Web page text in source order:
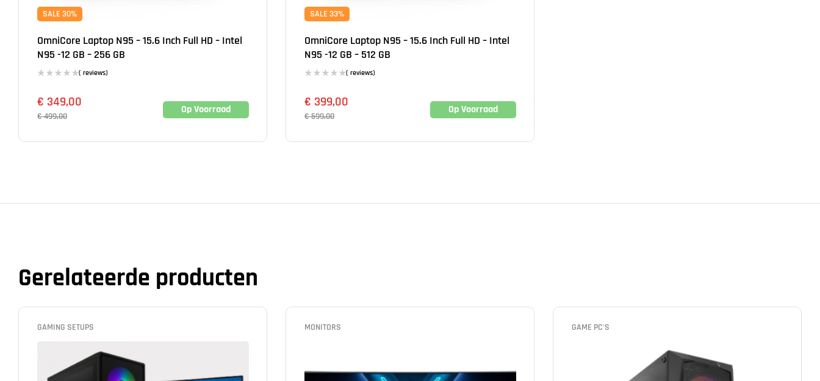
SALE 30%
OmniCore Laptop N95 – 15.6 Inch Full HD – Intel
N95 -12 GB – 256 GB
( reviews)
€499,00
€ 349,00 Op Voorraad
SALE 33%
OmniCore Laptop N95 – 15.6 Inch Full HD – Intel
N95 -12 GB – 512 GB
( reviews)
€599,00
€ 399,00 Op Voorraad
Gerelateerde producten
GAMING SETUPS MONITORS GAME PC'S